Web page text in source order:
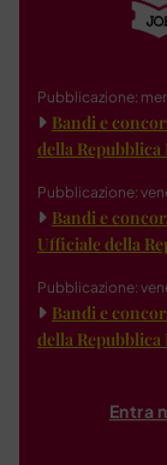
Pubblicazione:
Bandi e
della Repubblica
Pubblicazione:
Bandi e
Ufficiale della
Pubblicazione:
Bandi e
della
Entra